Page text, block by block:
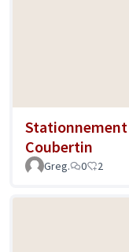
Stationnement
Coubertin
Greg. 0 2